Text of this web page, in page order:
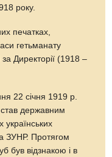
року.
печатках,
гетьманату
Директорії (1918 –
22 січня 1919 р.
став державним
українських
ЗУНР. Протягом
був відзнакою і в